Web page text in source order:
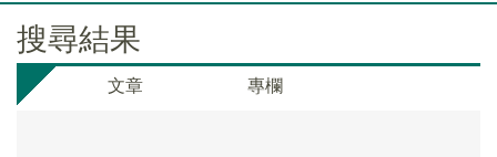
搜尋結果
文章 專欄